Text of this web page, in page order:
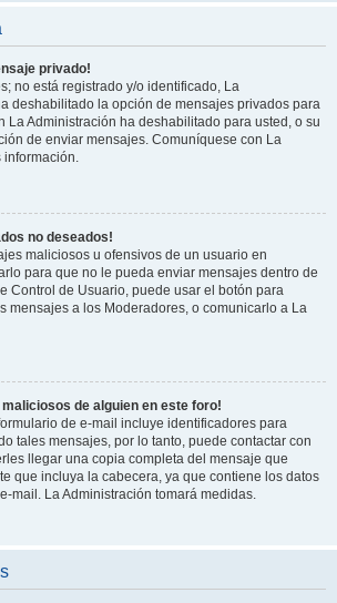
privado!
no está registrado y/o identificado, La
deshabilitado la opción de mensajes privados para
La Administración ha deshabilitado para usted, o su
de enviar mensajes. Comuníquese con La
información.
no deseados!
maliciosos u ofensivos de un usuario en
para que no le pueda enviar mensajes dentro de
Control de Usuario, puede usar el botón para
mensajes a los Moderadores, o comunicarlo a La
de alguien en este foro!
de e-mail incluye identificadores para
tales mensajes, por lo tanto, puede contactar con
llegar una copia completa del mensaje que
que incluya la cabecera, ya que contiene los datos
mail. La Administración tomará medidas.